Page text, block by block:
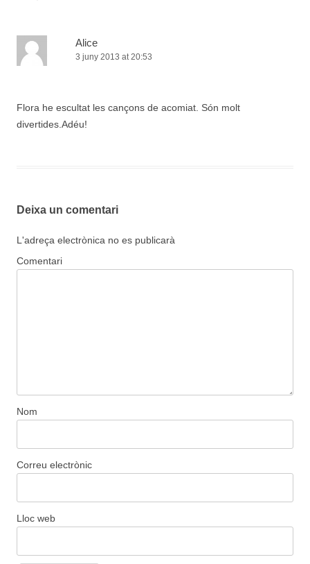
Alice
3 juny 2013 at 20:53
Flora he escultat les cançons de acomiat. Són molt
divertides.Adéu!
Deixa un comentari
L'adreça electrònica no es publicarà
Comentari
Nom
Correu electrònic
Lloc web